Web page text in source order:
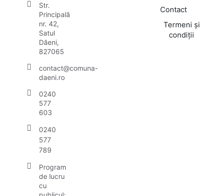
Str.
Principală
nr. 42,
Satul
Dăeni,
827065
contact@comuna-
daeni.ro
0240
577
603
0240
577
789
Program
de lucru
cu
Contact
Termeni și
condiții